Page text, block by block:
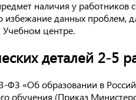
наличия у работников
данных проблем,
Учебном центре.
деталей 2-5
ФЗ «Об образовании в
обучения (Приказ